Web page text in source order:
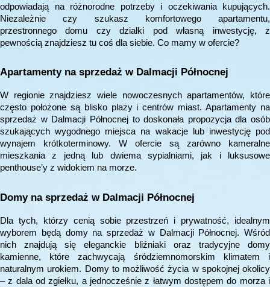
odpowiadają na różnorodne potrzeby i oczekiwania kupujących.
Niezależnie czy szukasz komfortowego apartamentu,
przestronnego domu czy działki pod własną inwestycję, z
pewnością znajdziesz tu coś dla siebie. Co mamy w ofercie?
Apartamenty na sprzedaż w Dalmacji Północnej
W regionie znajdziesz wiele nowoczesnych apartamentów, które
często położone są blisko plaży i centrów miast. Apartamenty na
sprzedaż w Dalmacji Północnej to doskonała propozycja dla osób
szukających wygodnego miejsca na wakacje lub inwestycję pod
wynajem krótkoterminowy. W ofercie są zarówno kameralne
mieszkania z jedną lub dwiema sypialniami, jak i luksusowe
penthouse’y z widokiem na morze.
Domy na sprzedaż w Dalmacji Północnej
Dla tych, którzy cenią sobie przestrzeń i prywatność, idealnym
wyborem będą domy na sprzedaż w Dalmacji Północnej. Wśród
nich znajdują się eleganckie bliźniaki oraz tradycyjne domy
kamienne, które zachwycają śródziemnomorskim klimatem i
naturalnym urokiem. Domy to możliwość życia w spokojnej okolicy
– z dala od zgiełku, a jednocześnie z łatwym dostępem do morza i